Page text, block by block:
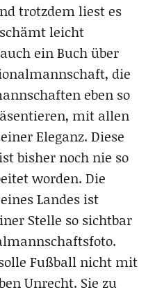
trotzdem liest es
leicht
ein Buch über
die
eben so
mit allen
Eleganz. Diese
bisher noch nie so
worden. Die
Landes ist
Stelle so sichtbar
Fußball nicht mit
Unrecht. Sie zu